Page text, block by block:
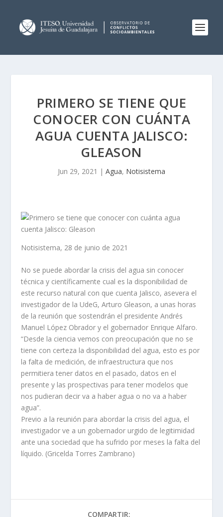
PRIMERO SE TIENE QUE
CONOCER CON CUÁNTA
AGUA CUENTA JALISCO:
GLEASON
Jun 29, 2021 | Agua, Notisistema
Notisistema, 28 de junio de 2021
No se puede abordar la crisis del agua sin conocer
técnica y científicamente cual es la disponibilidad de
este recurso natural con que cuenta Jalisco, asevera el
investigador de la UdeG, Arturo Gleason, a unas horas
de la reunión que sostendrán el presidente Andrés
Manuel López Obrador y el gobernador Enrique Alfaro.
“Desde la ciencia vemos con preocupación que no se
tiene con certeza la disponibilidad del agua, esto es por
la falta de medición, de infraestructura que nos
permitiera tener datos en el pasado, datos en el
presente y las prospectivas para tener modelos que
nos pudieran decir va a haber agua o no va a haber
agua”.
Previo a la reunión para abordar la crisis del agua, el
investigador ve a un gobernador urgido de legitimidad
ante una sociedad que ha sufrido por meses la falta del
líquido. (Gricelda Torres Zambrano)
COMPARTIR: